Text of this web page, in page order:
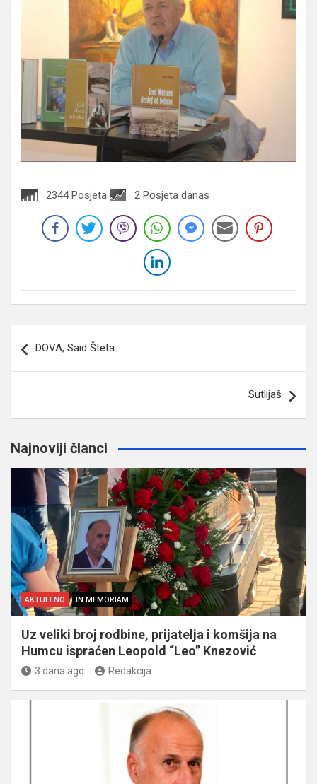
2344 Posjeta 2 Posjeta danas
članaka
DOVA, Said Šteta
Sutlijaš
Najnoviji članci
AKTUELNO IN MEMORIAM
Uz veliki broj rodbine, prijatelja i komšija na
Humcu ispraćen Leopold “Leo” Knezović
3 dana ago Redakcija